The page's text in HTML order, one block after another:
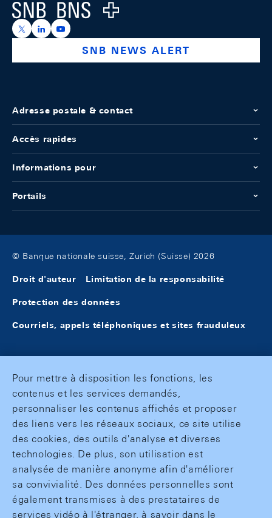
Logo
https://x.com/snb_bns
https://ch.linkedin.com/company/swiss-national-
https://www.youtube.com/@swissnationalbank
SNB NEWS ALERT
Adresse postale & contact
Accès rapides
Informations pour
Portails
© Banque nationale suisse, Zurich (Suisse) 2026
Droit d'auteur Limitation de la responsabilité
Protection des données
Courriels, appels téléphoniques et sites frauduleux
Pour mettre à disposition les fonctions, les
contenus et les services demandés,
personnaliser les contenus affichés et proposer
des liens vers les réseaux sociaux, ce site utilise
des cookies, des outils d'analyse et diverses
technologies. De plus, son utilisation est
analysée de manière anonyme afin d'améliorer
sa convivialité. Des données personnelles sont
également transmises à des prestataires de
services vidéo à l'étranger, à savoir dans le